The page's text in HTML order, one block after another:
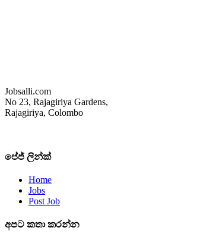
Jobsalli.com
No 23, Rajagiriya Gardens,
Rajagiriya, Colombo
පේජ් ලින්ක්
Home
Jobs
Post Job
අපට කතා කරන්න